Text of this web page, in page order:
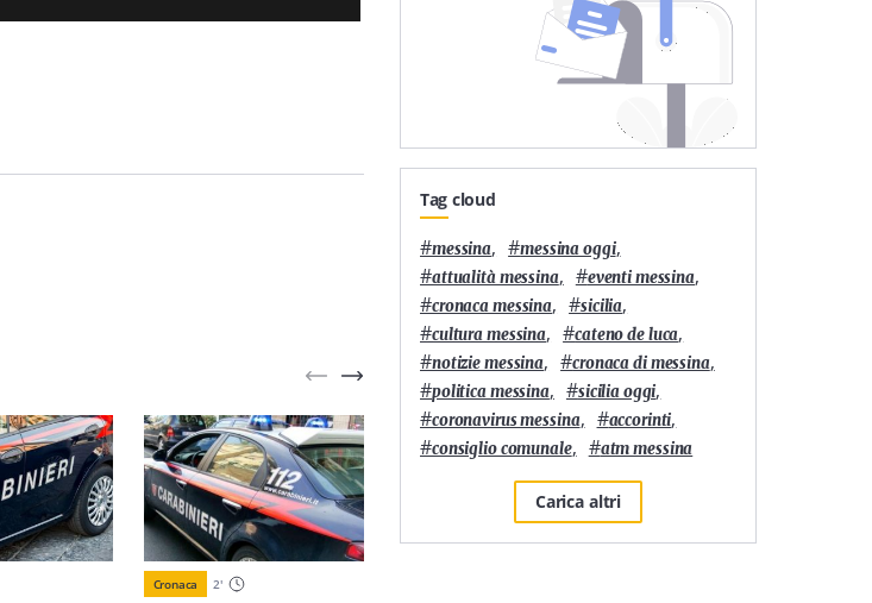
Cronaca 2'
Tag cloud
#messina, #messina oggi,
#attualità messina, #eventi messina,
#cronaca messina, #sicilia,
#cultura messina, #cateno de luca,
#notizie messina, #cronaca di messina,
#politica messina, #sicilia oggi,
#coronavirus messina, #accorinti,
#consiglio comunale, #atm messina
Carica altri